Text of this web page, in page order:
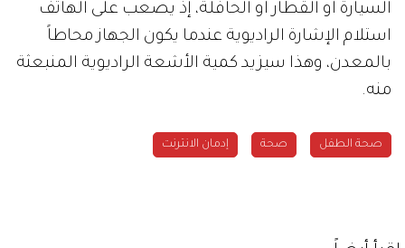
السيارة أو القطار أو الحافلة، إذ يصعب على الهاتف
استلام الإشارة الراديوية عندما يكون الجهاز محاطاً
بالمعدن، وهذا سيزيد كمية الأشعة الراديوية المنبعثة
منه.
صحة الطفل صحة إدمان الانترنت